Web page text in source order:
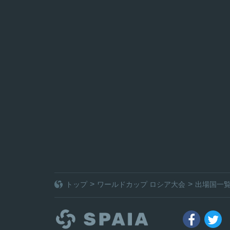
トップ ワールドカップ ロシア大会 出場国一覧
 